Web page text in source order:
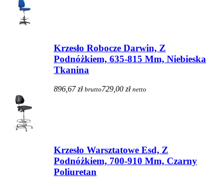
Krzesło Robocze Darwin, Z
Podnóżkiem, 635-815 Mm, Niebieska
Tkanina
896,67 zł brutto729,00 zł netto
Krzesło Warsztatowe Esd, Z
Podnóżkiem, 700-910 Mm, Czarny
Poliuretan